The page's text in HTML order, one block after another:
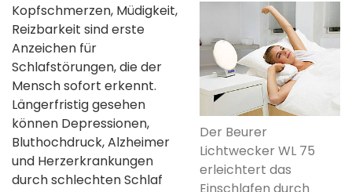
Der Beurer
Lichtwecker WL 75
erleichtert das
Kopfschmerzen, Müdigkeit,
Reizbarkeit sind erste
Anzeichen für
Schlafstörungen, die der
Mensch sofort erkennt.
Längerfristig gesehen
können Depressionen,
Bluthochdruck, Alzheimer
und Herzerkrankungen
durch schlechten Schlaf